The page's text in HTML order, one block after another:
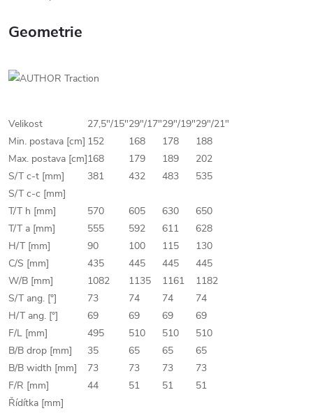
Geometrie
Velikost 27,5"/15"29"/17"29"/19"29"/21"
Min. postava [cm] 152 168 178
188
Max. postava [cm]168 179 189
202
S/T c-t [mm]
381 432 483
535
S/T c-c [mm]
T/T h [mm]
570 605 630
650
T/T a [mm]
555 592 611
628
H/T [mm]
90 100 115
130
C/S [mm]
435 445 445
445
W/B [mm]
1082 1135 1161
1182
S/T ang. [°]
73 74 74
74
H/T ang. [°]
69 69 69
69
F/L [mm]
495 510 510
510
B/B drop [mm]
35 65 65
65
B/B width [mm]
73 73 73
73
F/R [mm]
44 51 51
51
Řídítka [mm]